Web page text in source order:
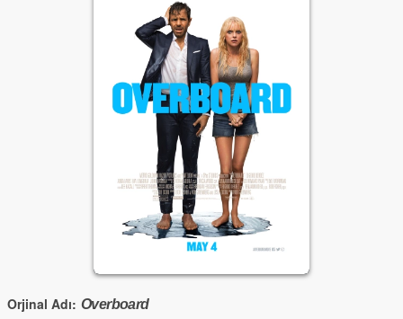
Orjinal Adı: Overboard